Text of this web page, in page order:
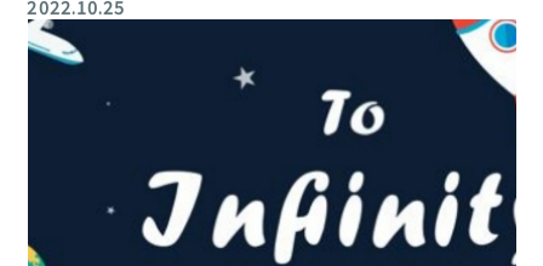
2022.10.25